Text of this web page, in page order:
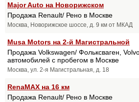
Major Auto на Новорижском
Продажа Renault/ Рено в Москве
Москва, Новорижское шоссе, д. 9 км от МКАД
Musa Motors на 2-й Магистральной
Продажа Volkswagen/ Фольксваген,
автомобилей с пробегом в Москве
Москва, ул. 2-я Магистральная, д. 18
RenaMAX на 16 км
Продажа Renault/ Рено в Москве